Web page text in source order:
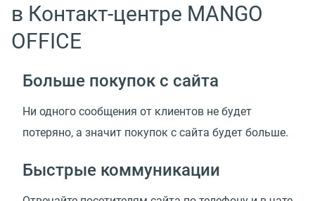
в Контакт-центре MANGO
OFFICE
Больше покупок с сайта
Ни одного сообщения от клиентов не будет
потеряно, а значит покупок с сайта будет больше.
Быстрые коммуникации